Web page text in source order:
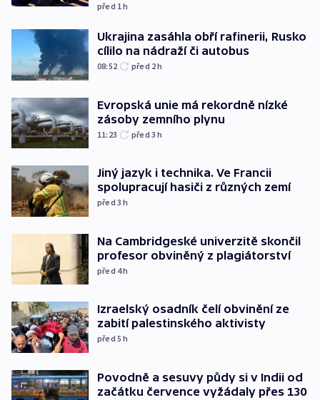
před 1h
Ukrajina zasáhla obří rafinerii, Rusko
cílilo na nádraží či autobus
08:52 před 2h
Evropská unie má rekordně nízké
zásoby zemního plynu
11:23 před 3h
Jiný jazyk i technika. Ve Francii
spolupracují hasiči z různých zemí
před 3h
Na Cambridgeské univerzitě skončil
profesor obviněný z plagiátorství
před 4h
Izraelský osadník čelí obvinění ze
zabití palestinského aktivisty
před 5h
Povodně a sesuvy půdy si v Indii od
začátku července vyžádaly přes 130